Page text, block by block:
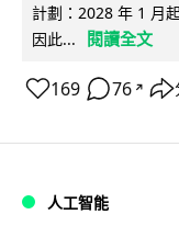
計劃：2028 年 1 月
因此...
閱讀全文
169 76 ↗
人工智能